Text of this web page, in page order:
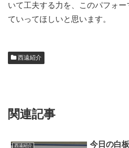
いて工夫する力を、このパフォ
ていってほしいと思います。
西遠紹介
関連記事
西遠紹介 今日の白